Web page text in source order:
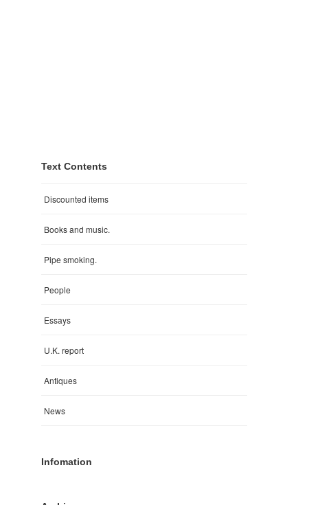
Text Contents
Discounted items
Books and music.
Pipe smoking.
People
Essays
U.K. report
Antiques
News
Infomation